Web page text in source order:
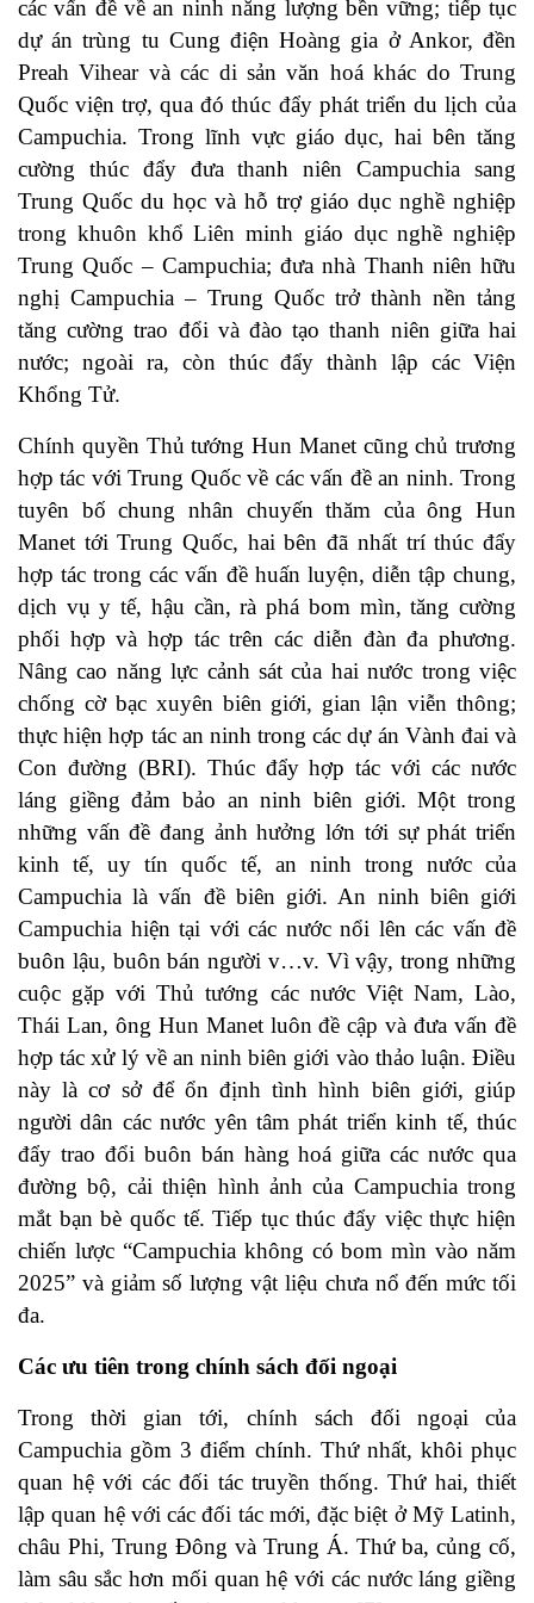
các vấn đề về an ninh năng lượng bền vững; tiếp tục
dự án trùng tu Cung điện Hoàng gia ở Ankor, đền
Preah Vihear và các di sản văn hoá khác do Trung
Quốc viện trợ, qua đó thúc đẩy phát triển du lịch của
Campuchia. Trong lĩnh vực giáo dục, hai bên tăng
cường thúc đẩy đưa thanh niên Campuchia sang
Trung Quốc du học và hỗ trợ giáo dục nghề nghiệp
trong khuôn khổ Liên minh giáo dục nghề nghiệp
Trung Quốc – Campuchia; đưa nhà Thanh niên hữu
nghị Campuchia – Trung Quốc trở thành nền tảng
tăng cường trao đổi và đào tạo thanh niên giữa hai
nước; ngoài ra, còn thúc đẩy thành lập các Viện
Khổng Tử.
Chính quyền Thủ tướng Hun Manet cũng chủ trương
hợp tác với Trung Quốc về các vấn đề an ninh. Trong
tuyên bố chung nhân chuyến thăm của ông Hun
Manet tới Trung Quốc, hai bên đã nhất trí thúc đẩy
hợp tác trong các vấn đề huấn luyện, diễn tập chung,
dịch vụ y tế, hậu cần, rà phá bom mìn, tăng cường
phối hợp và hợp tác trên các diễn đàn đa phương.
Nâng cao năng lực cảnh sát của hai nước trong việc
chống cờ bạc xuyên biên giới, gian lận viễn thông;
thực hiện hợp tác an ninh trong các dự án Vành đai và
Con đường (BRI). Thúc đẩy hợp tác với các nước
láng giềng đảm bảo an ninh biên giới. Một trong
những vấn đề đang ảnh hưởng lớn tới sự phát triển
kinh tế, uy tín quốc tế, an ninh trong nước của
Campuchia là vấn đề biên giới. An ninh biên giới
Campuchia hiện tại với các nước nổi lên các vấn đề
buôn lậu, buôn bán người v…v. Vì vậy, trong những
cuộc gặp với Thủ tướng các nước Việt Nam, Lào,
Thái Lan, ông Hun Manet luôn đề cập và đưa vấn đề
hợp tác xử lý về an ninh biên giới vào thảo luận. Điều
này là cơ sở để ổn định tình hình biên giới, giúp
người dân các nước yên tâm phát triển kinh tế, thúc
đẩy trao đổi buôn bán hàng hoá giữa các nước qua
đường bộ, cải thiện hình ảnh của Campuchia trong
mắt bạn bè quốc tế. Tiếp tục thúc đẩy việc thực hiện
chiến lược “Campuchia không có bom mìn vào năm
2025” và giảm số lượng vật liệu chưa nổ đến mức tối
đa.
Các ưu tiên trong chính sách đối ngoại
Trong thời gian tới, chính sách đối ngoại của
Campuchia gồm 3 điểm chính. Thứ nhất, khôi phục
quan hệ với các đối tác truyền thống. Thứ hai, thiết
lập quan hệ với các đối tác mới, đặc biệt ở Mỹ Latinh,
châu Phi, Trung Đông và Trung Á. Thứ ba, củng cố,
làm sâu sắc hơn mối quan hệ với các nước láng giềng